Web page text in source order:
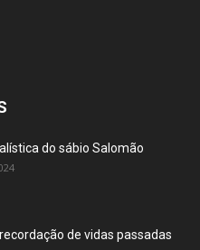
do sábio Salomão
de vidas passadas